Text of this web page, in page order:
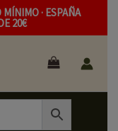
· ESPAÑA
20€